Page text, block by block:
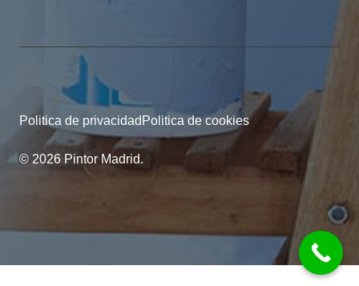
© 2026 Pintor Madrid.
Politica de privacidad Politica de cookies